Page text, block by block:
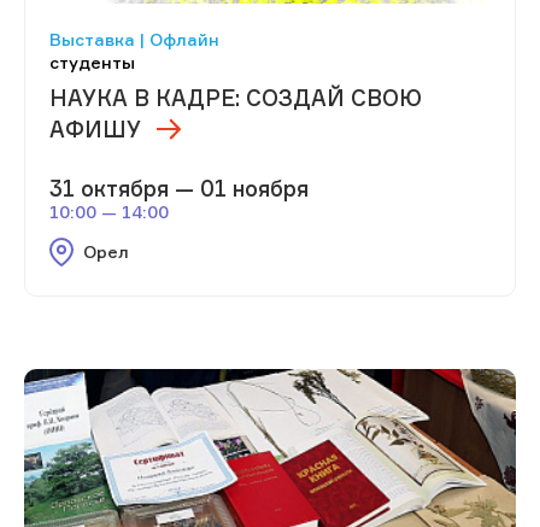
Выставка | Офлайн
студенты
НАУКА В КАДРЕ: СОЗДАЙ СВОЮ
АФИШУ
31 октября — 01 ноября
10:00 — 14:00
Орел